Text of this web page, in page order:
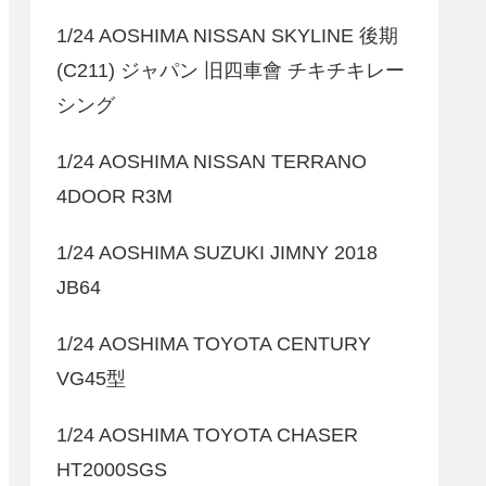
1/24 AOSHIMA NISSAN SKYLINE 後期
(C211) ジャパン 旧四車會 チキチキレー
シング
1/24 AOSHIMA NISSAN TERRANO
4DOOR R3M
1/24 AOSHIMA SUZUKI JIMNY 2018
JB64
1/24 AOSHIMA TOYOTA CENTURY
VG45型
1/24 AOSHIMA TOYOTA CHASER
HT2000SGS